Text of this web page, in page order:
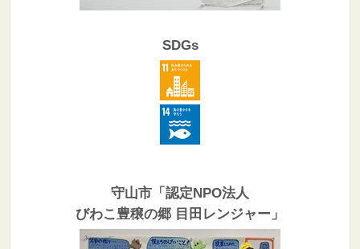
SDGs
守山市「認定NPO法人
びわこ豊穣の郷 目田レンジャー」